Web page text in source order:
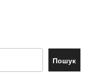
Пошук